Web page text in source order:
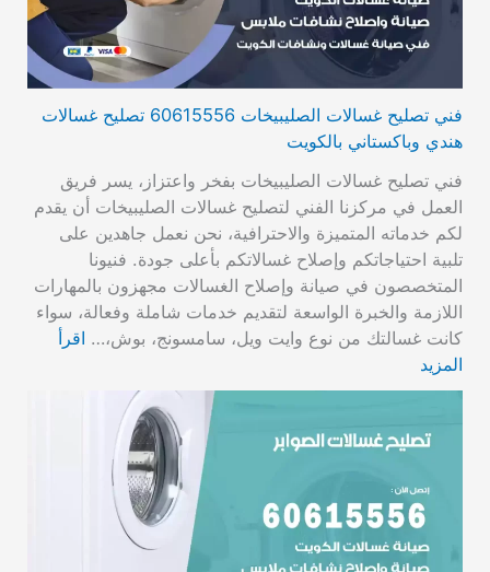
فني تصليح غسالات الصليبيخات 60615556 تصليح غسالات
هندي وباكستاني بالكويت
فني تصليح غسالات الصليبيخات بفخر واعتزاز، يسر فريق
العمل في مركزنا الفني لتصليح غسالات الصليبيخات أن يقدم
لكم خدماته المتميزة والاحترافية، نحن نعمل جاهدين على
تلبية احتياجاتكم وإصلاح غسالاتكم بأعلى جودة. فنيونا
المتخصصون في صيانة وإصلاح الغسالات مجهزون بالمهارات
اللازمة والخبرة الواسعة لتقديم خدمات شاملة وفعالة، سواء
كانت غسالتك من نوع وايت ويل، سامسونج، بوش،… اقرأ
المزيد